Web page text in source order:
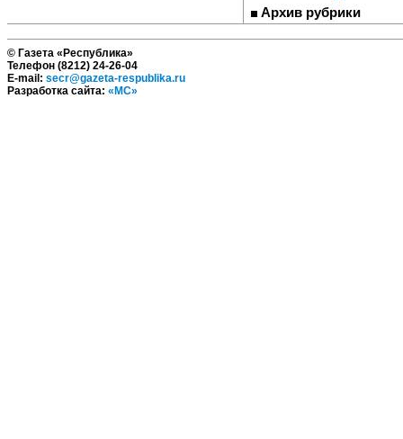
Архив рубрики
© Газета «Республика»
Телефон (8212) 24-26-04
E-mail: secr@gazeta-respublika.ru
Разработка сайта: «МС»